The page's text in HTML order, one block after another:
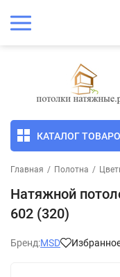
КАТАЛОГ
Главная / Полотна /
Натяжной
602 (320)
Бренд:MSD